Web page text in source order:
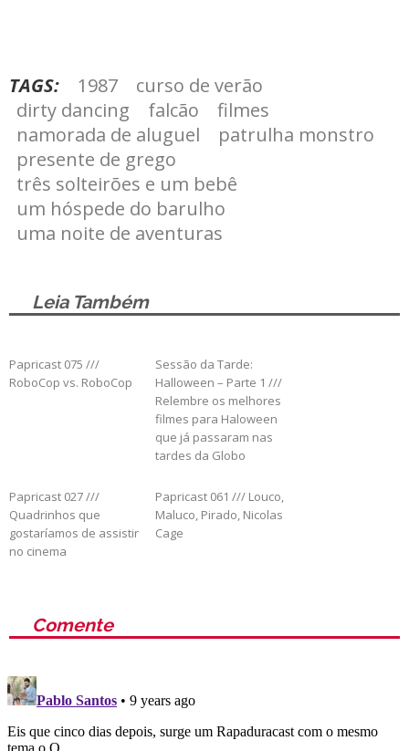
TAGS: 1987
curso de verão
dirty dancing
falcão
filmes
namorada de aluguel
patrulha monstro
presente de grego
três solteirões e um bebê
um hóspede do barulho
uma noite de aventuras
Leia Também
Papricast 075 ///
RoboCop vs. RoboCop
Sessão da Tarde:
Halloween – Parte 1 ///
Relembre os melhores
filmes para Haloween
que já passaram nas
tardes da Globo
Papricast 027 ///
Quadrinhos que
gostaríamos de assistir
no cinema
Papricast 061 /// Louco,
Maluco, Pirado, Nicolas
Cage
Comente